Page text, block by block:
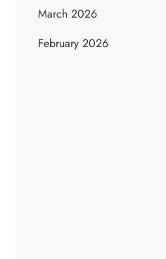
March 2026
February 2026